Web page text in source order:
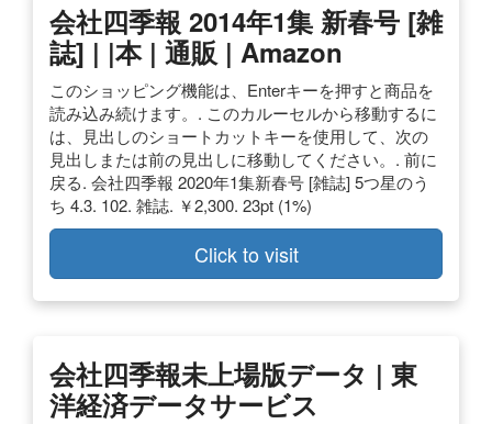
会社四季報 2014年1集 新春号 [雑
誌] | |本 | 通販 | Amazon
このショッピング機能は、Enterキーを押すと商品を
読み込み続けます。. このカルーセルから移動するに
は、見出しのショートカットキーを使用して、次の
見出しまたは前の見出しに移動してください。. 前に
戻る. 会社四季報 2020年1集新春号 [雑誌] 5つ星のう
ち 4.3. 102. 雑誌. ￥2,300. 23pt (1%)
Click to visit
会社四季報未上場版データ | 東
洋経済データサービス